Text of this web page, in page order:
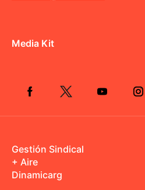
Media Kit
Gestión Sindical
+ Aire
Dinamicarg